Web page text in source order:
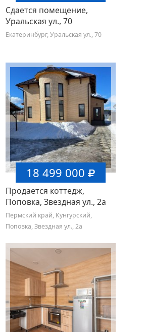
Сдается помещение,
Уральская ул., 70
Екатеринбург, Уральская ул., 70
18 499 000
Продается коттедж,
Поповка, Звездная ул., 2а
Пермский край, Кунгурский,
Поповка, Звездная ул., 2а